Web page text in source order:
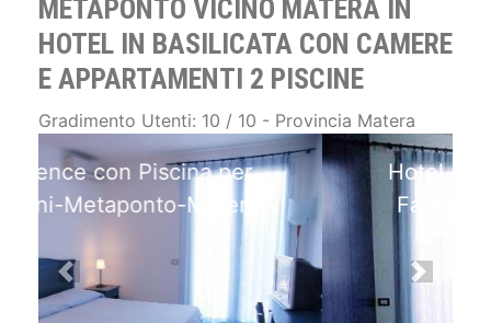
METAPONTO VICINO MATERA IN
HOTEL IN BASILICATA CON CAMERE
E APPARTAMENTI 2 PISCINE
Gradimento Utenti: 10 / 10 - Provincia Matera
Hotel-Residence ideale per
Famiglie-con-Mini-Club a
Previous